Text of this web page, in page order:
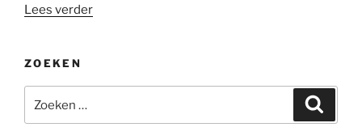
Lees verder“Terrasomheining
balustrade
windscherm”
ZOEKEN
naar: